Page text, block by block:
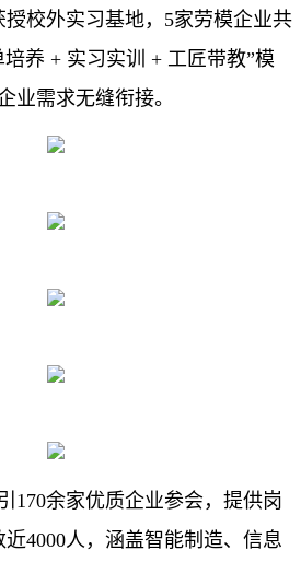
校外实习基地， 5家劳模企业共
培养 + 实习实训 + 工 匠带教”模
业需求无缝衔接。
170余家优质企业参会，提供岗
近4000人，涵盖智能制造、信息